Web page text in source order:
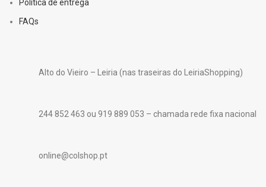
Política de entrega
FAQs
Alto do Vieiro – Leiria (nas traseiras do LeiriaShopping)
244 852 463 ou 919 889 053 – chamada rede fixa nacional
online@colshop.pt